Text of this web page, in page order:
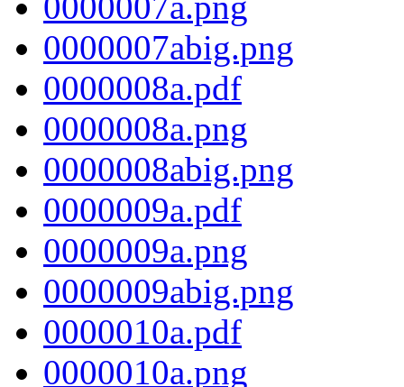
0000007abig.png
0000008a.pdf
0000008a.png
0000008abig.png
0000009a.pdf
0000009a.png
0000009abig.png
0000010a.pdf
0000010a.png